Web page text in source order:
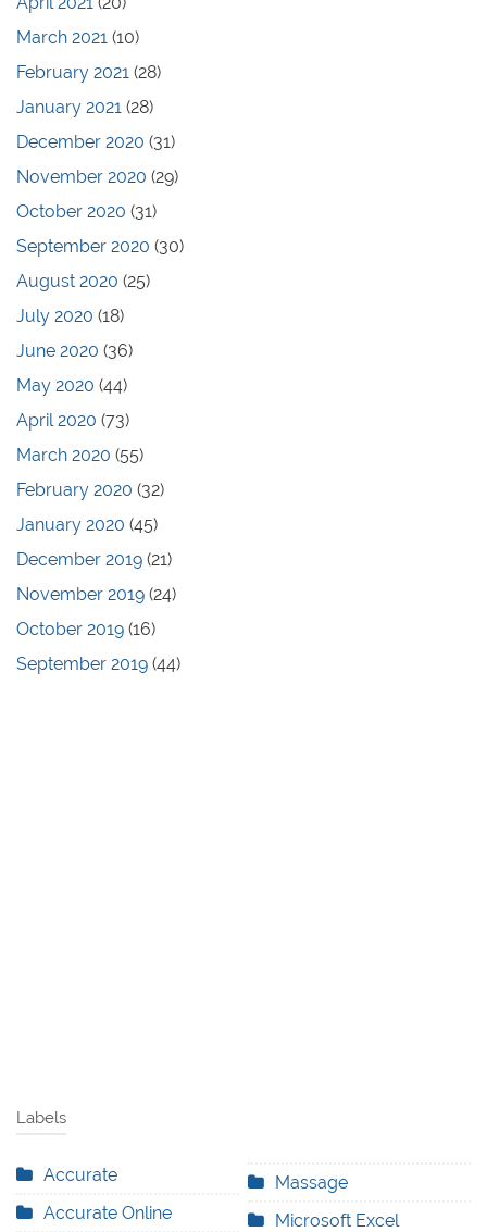
March 2021 (10)
February 2021 (28)
January 2021 (28)
December 2020 (31)
November 2020 (29)
October 2020 (31)
September 2020 (30)
August 2020 (25)
July 2020 (18)
June 2020 (36)
May 2020 (44)
April 2020 (73)
March 2020 (55)
February 2020 (32)
January 2020 (45)
December 2019 (21)
November 2019 (24)
October 2019 (16)
September 2019 (44)
Labels
Accurate
Accurate Online
Massage
Microsoft Excel